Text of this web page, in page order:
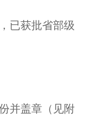
已获批省部级
并盖章（见附